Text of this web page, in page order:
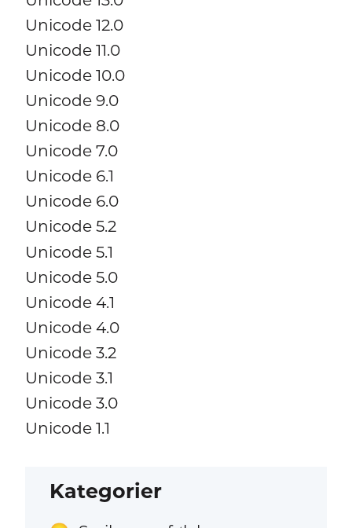
Unicode 12.0
Unicode 11.0
Unicode 10.0
Unicode 9.0
Unicode 8.0
Unicode 7.0
Unicode 6.1
Unicode 6.0
Unicode 5.2
Unicode 5.1
Unicode 5.0
Unicode 4.1
Unicode 4.0
Unicode 3.2
Unicode 3.1
Unicode 3.0
Unicode 1.1
Kategorier